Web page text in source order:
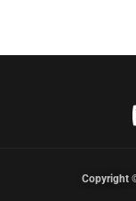
Copyright